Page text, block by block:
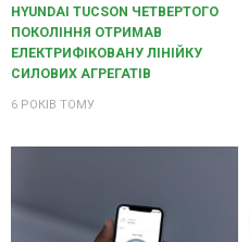
HYUNDAI TUCSON ЧЕТВЕРТОГО
ПОКОЛІННЯ ОТРИМАВ
ЕЛЕКТРИФІКОВАНУ ЛІНІЙКУ
СИЛОВИХ АГРЕГАТІВ
6 РОКІВ ТОМУ